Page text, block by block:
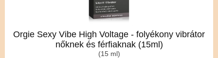
Orgie Sexy Vibe High Voltage - folyékony vibrátor
nőknek és férfiaknak (15ml)
(15 ml)